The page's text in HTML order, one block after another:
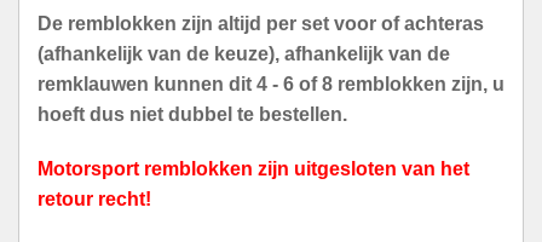
De remblokken zijn altijd per set voor of achteras
(afhankelijk van de keuze), afhankelijk van de
remklauwen kunnen dit 4 - 6 of 8 remblokken zijn, u
hoeft dus niet dubbel te bestellen.
Motorsport remblokken zijn uitgesloten van het
retour recht!